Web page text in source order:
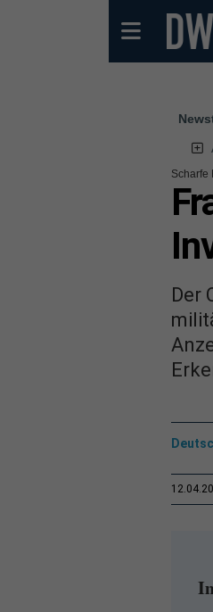
Scharfe
Der